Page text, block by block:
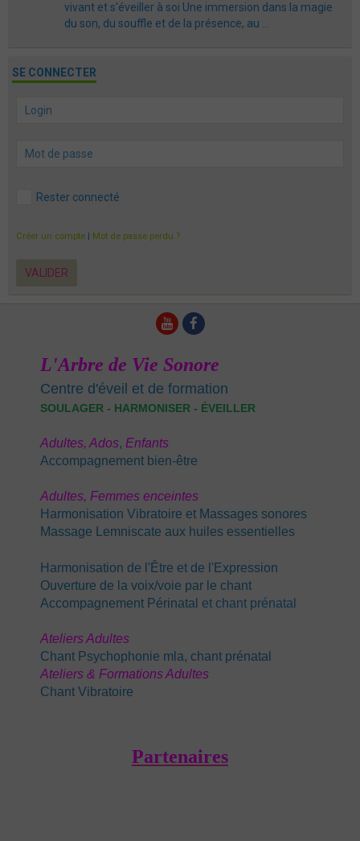
vivant et s'éveiller à soi Une immersion dans la magie
du son, du souffle et de la présence, au ...
SE CONNECTER
Rester connecté
Créer un compte | Mot de passe perdu ?
VALIDER
L'Arbre de Vie Sonore
Centre d'éveil et de formation
SOULAGER - HARMONISER - ÉVEILLER
Adultes,Ados, Enfants
Accompagnement bien-être
Adultes, Femmes enceintes
Harmonisation Vibratoire et Massages sonores
Massage Lemniscate aux huiles essentielles
Harmonisation de l'Être et de l'Expression
Ouverture de la voix/voie par le chant
Accompagnement Périnatal et chant prénatal
Ateliers Adultes
Chant Psychophonie mla, chant prénatal
Ateliers & Formations Adultes
Chant Vibratoire
Partenaires